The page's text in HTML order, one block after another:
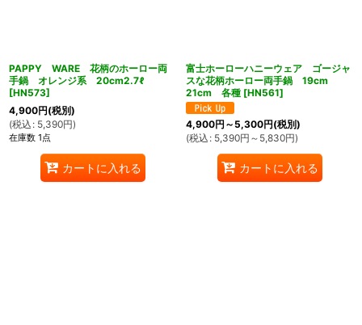
PAPPY WARE 花柄のホーロー両
手鍋 オレンジ系 20cm2.7ℓ
[HN573]
4,900円(税別)
(税込 : 5,390円)
在庫数 1点
カートに入れる
富士ホーローハニーウェア ゴージャ
スな花柄ホーロー両手鍋 19cm
21cm 各種 [HN561]
4,900円 ～5,300円(税別)
(税込 : 5,390円 ～5,830円)
カートに入れる